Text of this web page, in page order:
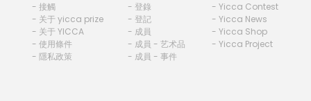
- 接觸
- 关于 yicca prize
- 关于 YICCA
- 使用條件
- 隱私政策
- 登錄
- 登記
- 成員
- 成員 - 艺术品
- 成員 - 事件
- Yicca Contest
- Yicca News
- Yicca Shop
- Yicca Project